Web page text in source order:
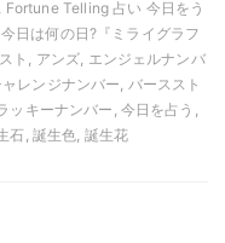
, Fortune Telling 占い 今日をう
今日は何の日?『ミライグラフ
ト , アンズ, エンジェルナンバ
レンジナンバー, バーススト
ッキーナンバー , 今日を占う ,
石, 誕生色, 誕生花